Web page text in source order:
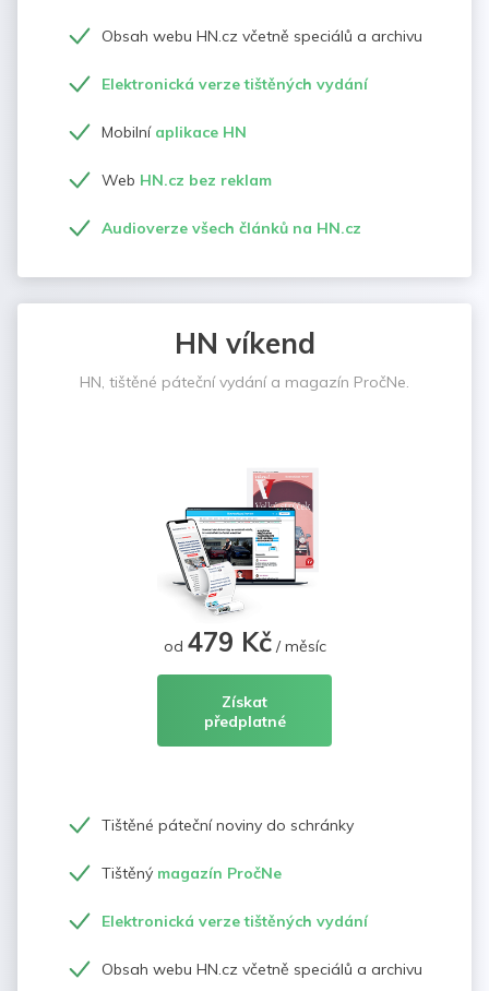
Obsah webu HN.cz včetně speciálů a archivu
Elektronická verze tištěných vydání
Mobilní aplikace HN
Web HN.cz bez reklam
Audioverze všech článků na HN.cz
HN víkend
HN, tištěné páteční vydání a magazín PročNe.
od 479 Kč/ měsíc
Získat
předplatné
Tištěné páteční noviny do schránky
Tištěný magazín PročNe
Elektronická verze tištěných vydání
Obsah webu HN.cz včetně speciálů a archivu